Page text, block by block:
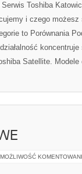
Serwis Toshiba
i czego
to Porównania
Satellite.
MOŻLIWOŚĆ